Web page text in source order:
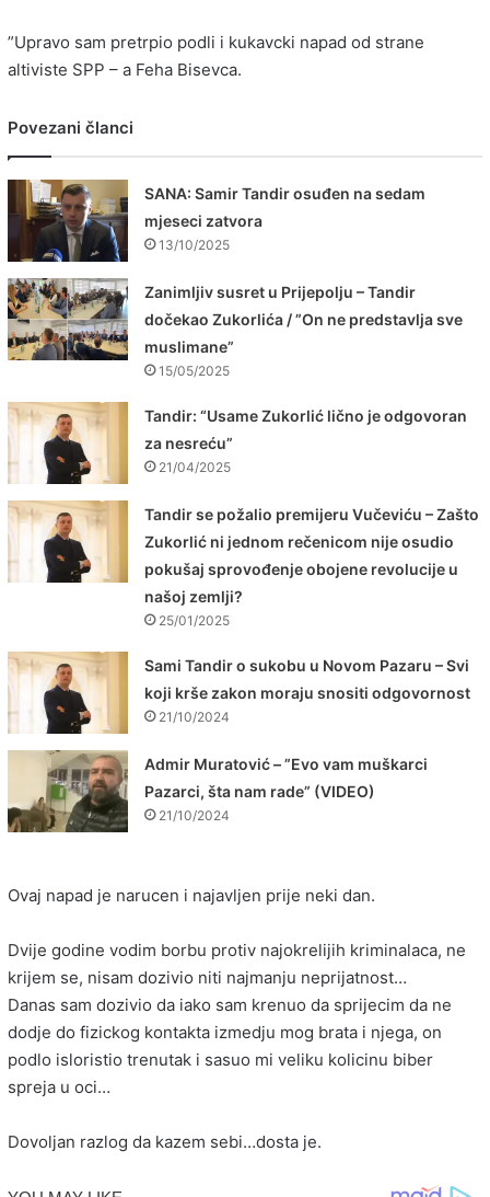
”Upravo sam pretrpio podli i kukavcki napad od strane
altiviste SPP – a Feha Bisevca.
Povezani članci
SANA: Samir Tandir osuđen na sedam
mjeseci zatvora
13/10/2025
Zanimljiv susret u Prijepolju – Tandir
dočekao Zukorlića / ”On ne predstavlja sve
muslimane”
15/05/2025
Tandir: “Usame Zukorlić lično je odgovoran
za nesreću”
21/04/2025
Tandir se požalio premijeru Vučeviću – Zašto
Zukorlić ni jednom rečenicom nije osudio
pokušaj sprovođenje obojene revolucije u
našoj zemlji?
25/01/2025
Sami Tandir o sukobu u Novom Pazaru – Svi
koji krše zakon moraju snositi odgovornost
21/10/2024
Admir Muratović – ”Evo vam muškarci
Pazarci, šta nam rade” (VIDEO)
21/10/2024
Ovaj napad je narucen i najavljen prije neki dan.
Dvije godine vodim borbu protiv najokrelijih kriminalaca, ne
krijem se, nisam dozivio niti najmanju neprijatnost…
Danas sam dozivio da iako sam krenuo da sprijecim da ne
dodje do fizickog kontakta izmedju mog brata i njega, on
podlo isloristio trenutak i sasuo mi veliku kolicinu biber
spreja u oci…
Dovoljan razlog da kazem sebi…dosta je.